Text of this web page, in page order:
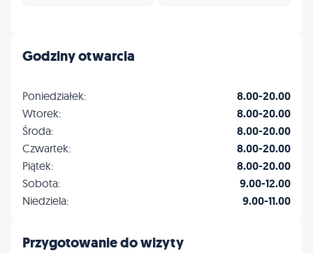
Godziny otwarcia
Poniedziałek: 8.00-20.00
Wtorek: 8.00-20.00
Środa: 8.00-20.00
Czwartek: 8.00-20.00
Piątek: 8.00-20.00
Sobota: 9.00-12.00
Niedziela: 9.00-11.00
Przygotowanie do wizyty